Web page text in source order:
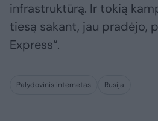
infrastruktūrą. Ir tokią
tiesą sakant, jau pradėjo,
Express“.
Palydovinis internetas Rusija